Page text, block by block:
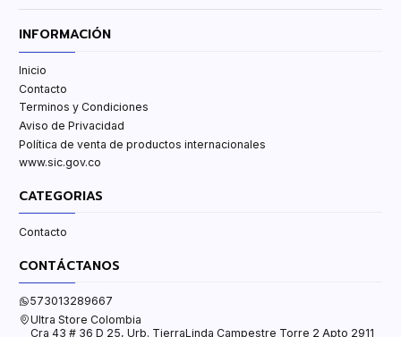
INFORMACIÓN
Inicio
Contacto
Terminos y Condiciones
Aviso de Privacidad
Política de venta de productos internacionales
www.sic.gov.co
CATEGORIAS
Contacto
CONTÁCTANOS
573013289667
Ultra Store Colombia
Cra 43 # 36 D 25, Urb. TierraLinda Campestre Torre 2 Apto 2911